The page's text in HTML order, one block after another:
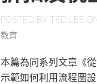
POSTED BY TED LEE
教育
本篇為同系列文章《
示範如何利用流程圖